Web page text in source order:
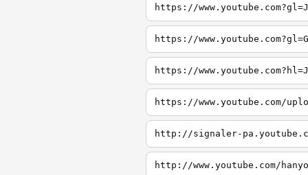
https://
https://
https://
https://www.youtube.com/
http://signaler-
http://www.youtube.com/